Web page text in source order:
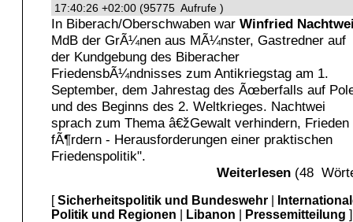
17:40:26 +02:00 (95775 Aufrufe )
In Biberach/Oberschwaben war Winfried
MdB der GrÃ¼nen aus MÃ¼nster, Gastredner auf
der Kundgebung des Biberacher
FriedensbÃ¼ndnisses zum Antikriegstag am 1.
September, dem Jahrestag des Ãœberfalls auf
und des Beginns des 2. Weltkrieges. Nachtwei
sprach zum Thema â€žGewalt verhindern, Frieden
fÃ¶rdern - Herausforderungen einer praktischen
Friedenspolitik".
Weiterlesen (48
[Sicherheitspolitik und Bundeswehr
Politik und Regionen
Libanon Pressemitteilung ]